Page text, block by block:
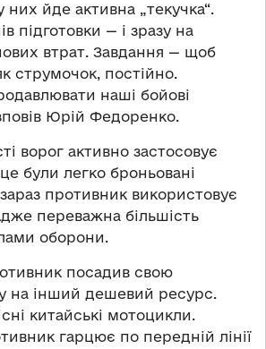
них йде активна „текучка“.
підготовки — і зразу на
втрат. Завдання — щоб
струмочок, постійно.
наші бойові
Юрій Федоренко.
ворог активно застосовує
були легко броньовані
противник використовує
переважна більшість
оборони.
посадив свою
на інший дешевий ресурс.
китайські мотоцикли.
гарцює по передній лінії